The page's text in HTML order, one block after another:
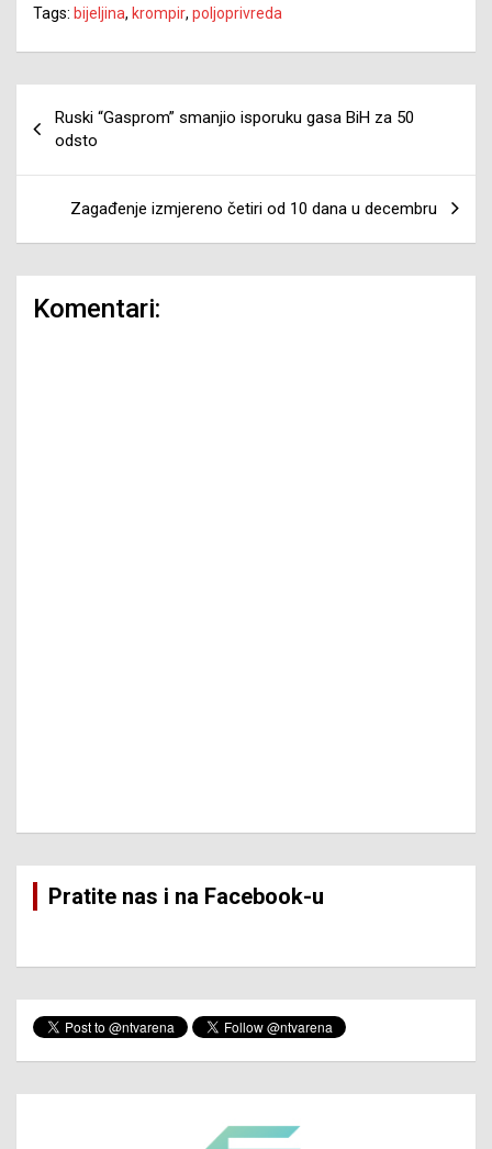
Tags: bijeljina, krompir, poljoprivreda
članaka
Ruski “Gasprom” smanjio isporuku gasa BiH za 50
odsto
Zagađenje izmjereno četiri od 10 dana u decembru
Komentari:
Pratite nas i na Facebook-u